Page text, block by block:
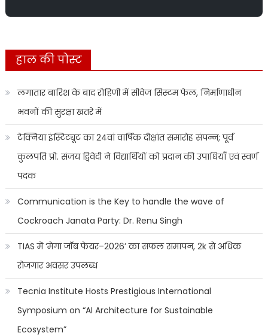
हाल की पोस्ट
लगातार बारिश के बाद रोहिणी में सीवेज सिस्टम फेल, निर्माणाधीन
भवनों की सुरक्षा खतरे में
टेक्निया इंस्टिट्यूट का 24वां वार्षिक दीक्षांत समारोह संपन्न; पूर्व
कुलपति प्रो. संजय द्विवेदी ने विद्यार्थियों को प्रदान की उपाधियाँ एवं स्वर्ण
पदक
Communication is the Key to handle the wave of
Cockroach Janata Party: Dr. Renu Singh
TIAS में ‘मेगा जॉब फेयर–2026’ का सफल समापन, 2k से अधिक
रोजगार अवसर उपलब्ध
Tecnia Institute Hosts Prestigious International
Symposium on “AI Architecture for Sustainable
Ecosystem”